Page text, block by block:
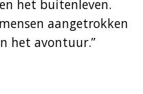
het buitenleven.
aangetrokken
het avontuur.”